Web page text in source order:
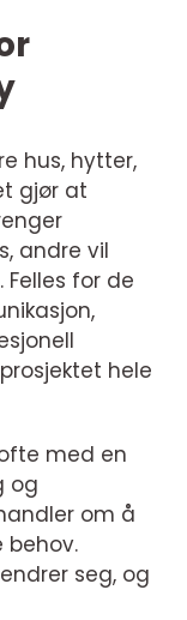
hus, hytter,
gjør at
andre vil
for de
hele
med en
og
om å
behov.
seg, og